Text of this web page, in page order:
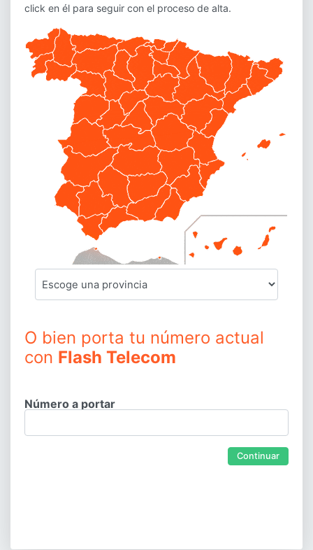
click en él para seguir con el proceso de alta.
O bien porta tu número actual
con Flash Telecom
Número a portar